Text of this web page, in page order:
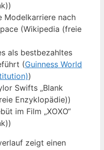
Modelkarriere nach
(Wikipedia (freie
als bestbezahltes
(Guinness World
)
Swifts „Blank
Enzyklopädie))
im Film „XOXO“
zeigt einen